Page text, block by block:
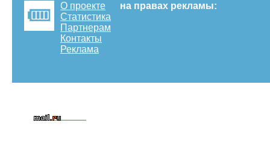
О проекте
Статистика
Партнерам
Контакты
Реклама
на правах рекламы: